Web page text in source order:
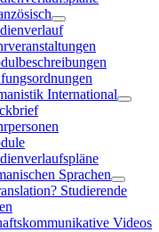
International
Sprachen
Studierende
Videos